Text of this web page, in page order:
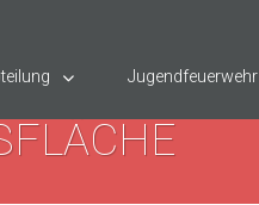
Jugendfeuerwehr